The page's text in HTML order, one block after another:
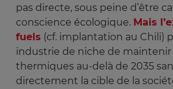
pas directe, sous peine d’être
conscience écologique. Mais
fuels (cf. implantation au Chili)
industrie de niche de
thermiques au-delà de 2035
directement la cible de la